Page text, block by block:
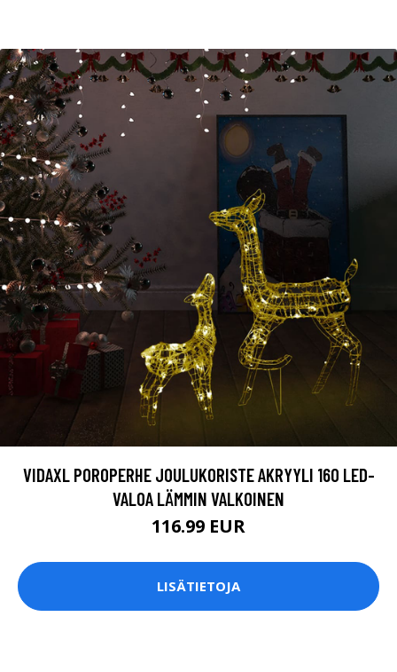
VIDAXL POROPERHE JOULUKORISTE AKRYYLI 160 LED-
VALOA LÄMMIN VALKOINEN
116.99 EUR
LISÄTIETOJA